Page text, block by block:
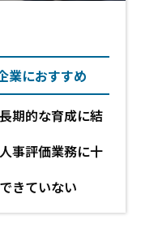
業におすすめ
期的な育成に結
事評価業務に十
きていない